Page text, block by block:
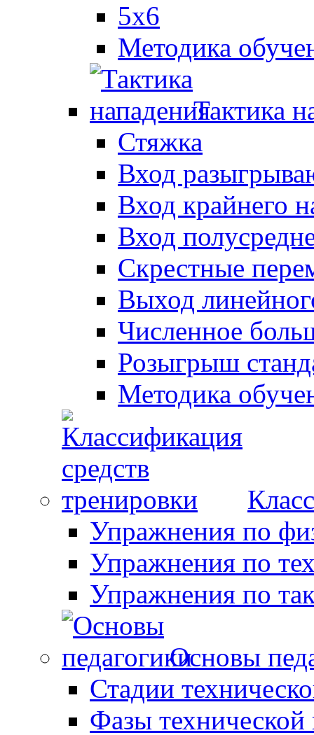
5x6
Методика
Тактика
Стяжка
Вход
Вход крайнего
Вход
Скрестные
Выход
Численное
Розыгрыш
Методика
Упражнения по
Упражнения по
Упражнения по
Основы
Стадии
Фазы технической